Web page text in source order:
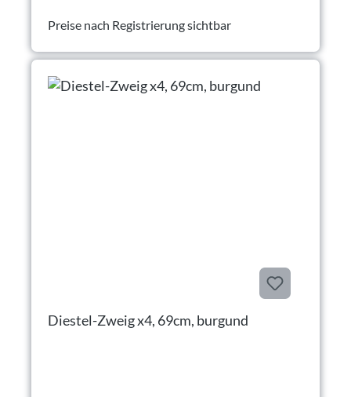
Preise nach Registrierung sichtbar
Diestel-Zweig x4, 69cm, burgund